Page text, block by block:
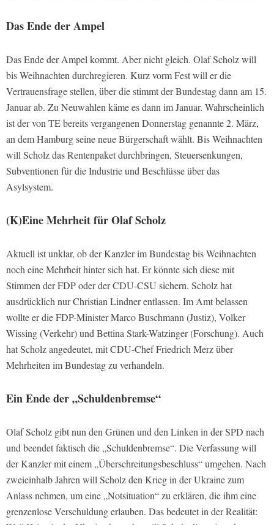
Das Ende der Ampel
Das Ende der Ampel kommt. Aber nicht gleich. Olaf Scholz will
bis Weihnachten durchregieren. Kurz vorm Fest will er die
Vertrauensfrage stellen, über die stimmt der Bundestag dann am 15.
Januar ab. Zu Neuwahlen käme es dann im Januar. Wahrscheinlich
ist der von TE bereits vergangenen Donnerstag genannte 2. März,
an dem Hamburg seine neue Bürgerschaft wählt. Bis Weihnachten
will Scholz das Rentenpaket durchbringen, Steuersenkungen,
Subventionen für die Industrie und Beschlüsse über das
Asylsystem.
(K)Eine Mehrheit für Olaf Scholz
Aktuell ist unklar, ob der Kanzler im Bundestag bis Weihnachten
noch eine Mehrheit hinter sich hat. Er könnte sich diese mit
Stimmen der FDP oder der CDU-CSU sichern. Scholz hat
ausdrücklich nur Christian Lindner entlassen. Im Amt belassen
wollte er die FDP-Minister Marco Buschmann (Justiz), Volker
Wissing (Verkehr) und Bettina Stark-Watzinger (Forschung). Auch
hat Scholz angedeutet, mit CDU-Chef Friedrich Merz über
Mehrheiten im Bundestag zu verhandeln.
Ein Ende der „Schuldenbremse“
Olaf Scholz gibt nun den Grünen und den Linken in der SPD nach
und beendet faktisch die „Schuldenbremse“. Die Verfassung will
der Kanzler mit einem „Überschreitungsbeschluss“ umgehen. Nach
zweieinhalb Jahren will Scholz den Krieg in der Ukraine zum
Anlass nehmen, um eine „Notsituation“ zu erklären, die ihm eine
grenzenlose Verschuldung erlauben. Das bedeutet in der Realität: